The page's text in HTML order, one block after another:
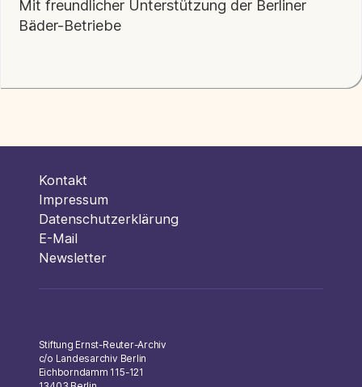
Mit freundlicher Unterstützung der Berliner
Bäder-Betriebe
Kontakt
Impressum
Datenschutzerklärung
E-Mail
Newsletter
Stiftung Ernst-Reuter-Archiv
c/o Landesarchiv Berlin
Eichborndamm 115-121